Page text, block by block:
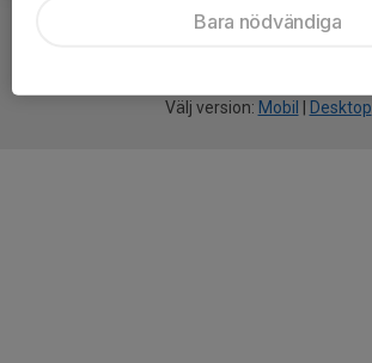
Välj version: Mobil Desktop
Bara nödvändiga